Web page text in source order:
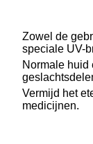
Zowel de
speciale UV-
Normale
Vermijd het
medicijnen.